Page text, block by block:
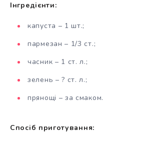
Інгредієнти:
капуста – 1 шт.;
пармезан – 1/3 ст.;
часник – 1 ст. л.;
зелень – ? ст. л.;
прянощі – за смаком.
Спосіб приготування: